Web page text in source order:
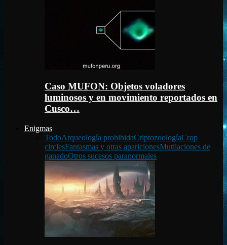
Caso MUFON: Objetos voladores
luminosos y en movimiento reportados en
Cusco…
Enigmas
TodoArqueología prohibidaCriptozoologíaCrop
circlesFantasmas y otras aparicionesMutilaciones de
ganadoOtros sucesos paranormales